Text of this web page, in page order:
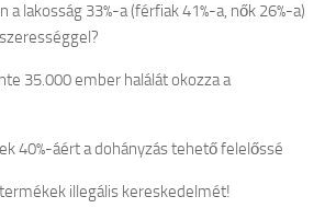
33%-a (férfiak 41%-a, nők 26%-a)
ember halálát okozza a
áért a dohányzás tehető felelőssé
illegális kereskedelmét!